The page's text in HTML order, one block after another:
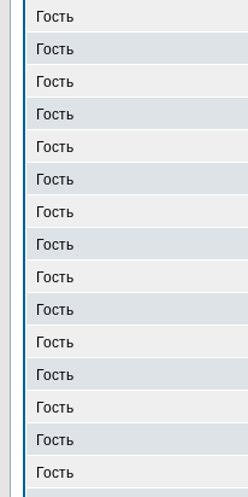
Гость
Гость
Гость
Гость
Гость
Гость
Гость
Гость
Гость
Гость
Гость
Гость
Гость
Гость
Гость